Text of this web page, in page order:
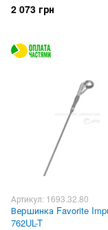
2 073 грн
Артикул: 1693.32.80
Вершинка Favorite
762UL-T